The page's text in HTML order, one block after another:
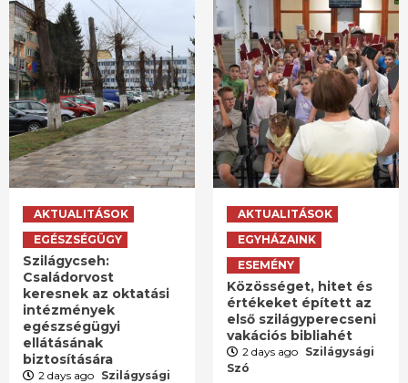
AKTUALITÁSOK
EGÉSZSÉGÜGY
Szilágycseh:
Családorvost
keresnek az oktatási
intézmények
egészségügyi
ellátásának
biztosítására
2 days ago Szilágysági
AKTUALITÁSOK
EGYHÁZAINK
ESEMÉNY
Közösséget, hitet és
értékeket épített az
első szilágyperecseni
vakációs bibliahét
2 days ago Szilágysági
Szó